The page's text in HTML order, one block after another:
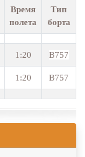
Время
полета
Тип
борта
1:20 B757
1:20 B757